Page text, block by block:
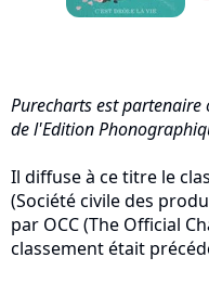
Purecharts est partenaire
de l'Edition
Il diffuse à ce titre le
(Société civile des
par OCC (The Official
classement était